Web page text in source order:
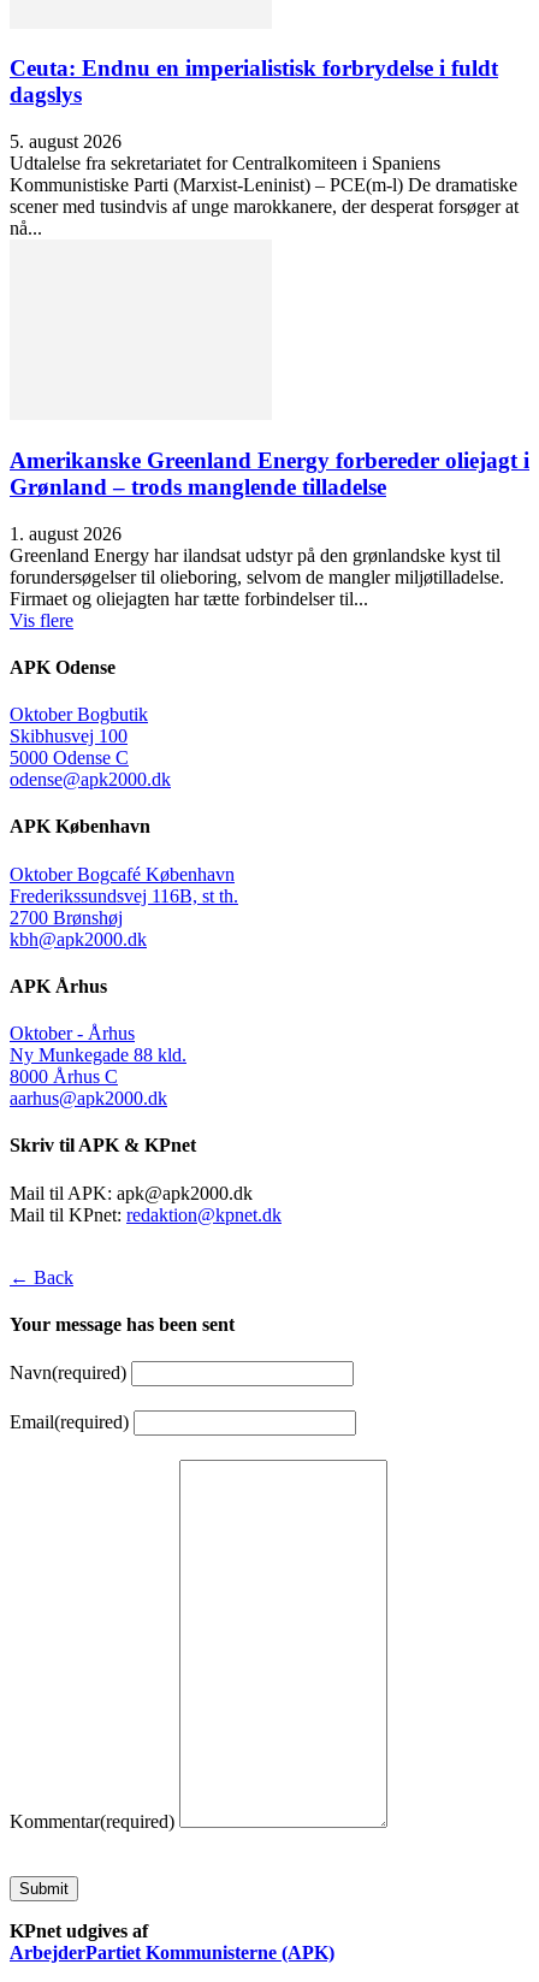
Ceuta: Endnu en imperialistisk forbrydelse i fuldt
dagslys
5. august 2026
Udtalelse fra sekretariatet for Centralkomiteen i Spaniens
Kommunistiske Parti (Marxist-Leninist) – PCE(m-l) De dramatiske
scener med tusindvis af unge marokkanere, der desperat forsøger at
nå...
Amerikanske Greenland Energy forbereder oliejagt i
Grønland – trods manglende tilladelse
1. august 2026
Greenland Energy har ilandsat udstyr på den grønlandske kyst til
forundersøgelser til olieboring, selvom de mangler miljøtilladelse.
Firmaet og oliejagten har tætte forbindelser til...
Vis flere
APK Odense
Oktober Bogbutik
Skibhusvej 100
5000 Odense C
odense@apk2000.dk
APK København
Oktober Bogcafé København
Frederikssundsvej 116B, st th.
2700 Brønshøj
kbh@apk2000.dk
APK Århus
Oktober - Århus
Ny Munkegade 88 kld.
8000 Århus C
aarhus@apk2000.dk
Skriv til APK & KPnet
Mail til APK: apk@apk2000.dk
Mail til KPnet: redaktion@kpnet.dk
← Back
Your message has been sent
Navn(required)
Email(required)
Kommentar(required)
Submit
KPnet udgives af
ArbejderPartiet Kommunisterne (APK)